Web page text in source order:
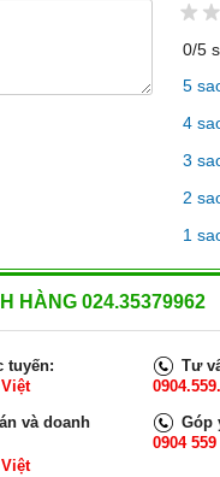
0/5
5
4
3
2
1
HÀNG 024.35379962
tuyến:
và doanh
Tư
Góp
0904